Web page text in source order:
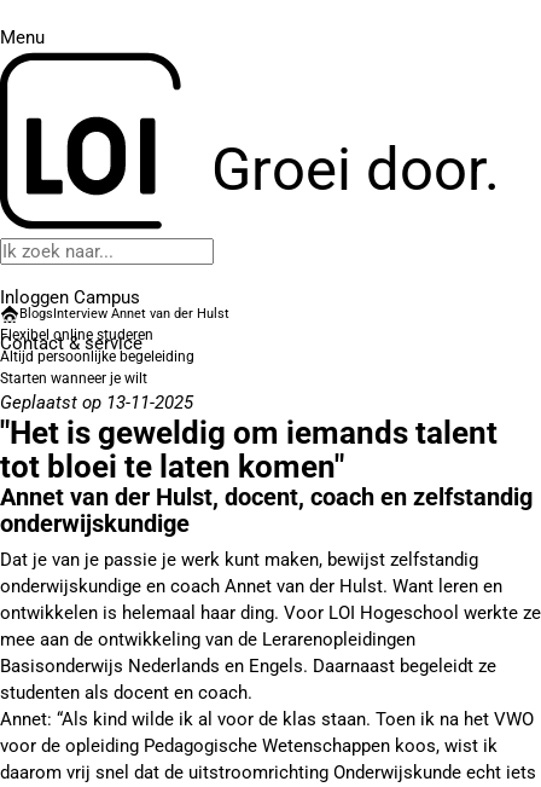
Menu
Groei door.
Inloggen Campus
Contact& service
BlogsInterview Annet van der Hulst
Flexibel online studeren
Altijd persoonlijke begeleiding
Starten wanneer je wilt
Geplaatst op 13-11-2025
"Het is geweldig om iemands talent
tot bloei te laten komen"
Annet van der Hulst, docent, coach en zelfstandig
onderwijskundige
Dat je van je passie je werk kunt maken, bewijst zelfstandig
onderwijskundige en coach Annet van der Hulst. Want leren en
ontwikkelen is helemaal haar ding. Voor LOI Hogeschool werkte ze
mee aan de ontwikkeling van de Lerarenopleidingen
Basisonderwijs Nederlands en Engels. Daarnaast begeleidt ze
studenten als docent en coach.
Annet: “Als kind wilde ik al voor de klas staan. Toen ik na het VWO
voor de opleiding Pedagogische Wetenschappen koos, wist ik
daarom vrij snel dat de uitstroomrichting Onderwijskunde echt iets